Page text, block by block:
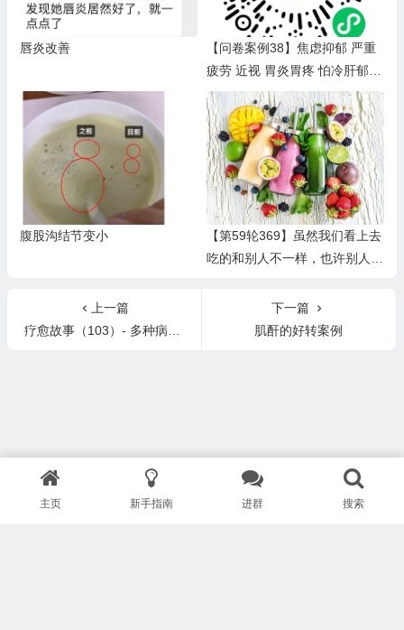
唇炎改善
【问卷案例38】焦虑抑郁 严重
疲劳 近视 胃炎胃疼 怕冷肝郁脾
虚 脸黄长痘 偏头痛 便秘 失眠
盗汗 鸡皮肤 鼻炎 牙龈出血 脑
雾
腹股沟结节变小
【第59轮369】虽然我们看上去
吃的和别人不一样，也许别人觉
感恩我们的付出 ，并以百倍努
力回报，身心健康的感觉不是任
上一篇
疗愈故事（103）- 多种病症的疗愈（焦虑、惊恐、各种疼痛、尿路感染、失眠、囊肿、结节、淋巴结肿大、卧床不起等）
下一篇
肌酐的好转案例
主页 新手指南 进群 搜索